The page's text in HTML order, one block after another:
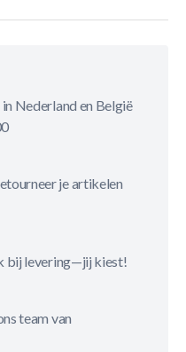
Nederland en België
je artikelen
bij levering—jij kiest!
team van